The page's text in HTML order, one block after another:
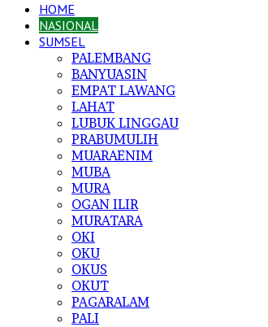
HOME
NASIONAL
SUMSEL
PALEMBANG
BANYUASIN
EMPAT LAWANG
LAHAT
LUBUK LINGGAU
PRABUMULIH
MUARAENIM
MUBA
MURA
OGAN ILIR
MURATARA
OKI
OKU
OKUS
OKUT
PAGARALAM
PALI